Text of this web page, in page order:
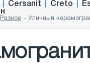
Cersanit Creto
Разное - Уличный